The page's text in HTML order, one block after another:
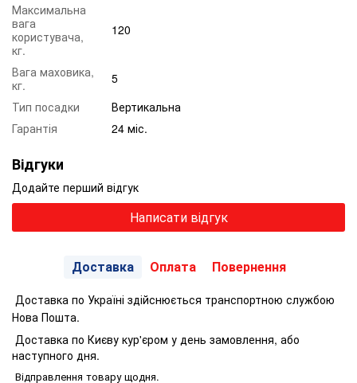
Максимальна
вага
користувача,
кг.
120
Вага маховика,
кг.
5
Тип посадки
Вертикальна
Гарантія
24 міс.
Відгуки
Додайте перший відгук
Написати відгук
Доставка Оплата Повернення
Доставка по Україні здійснюється транспортною службою
Нова Пошта.
Доставка по Києву кур'єром у день замовлення, або
наступного дня.
Відправлення товару щодня.